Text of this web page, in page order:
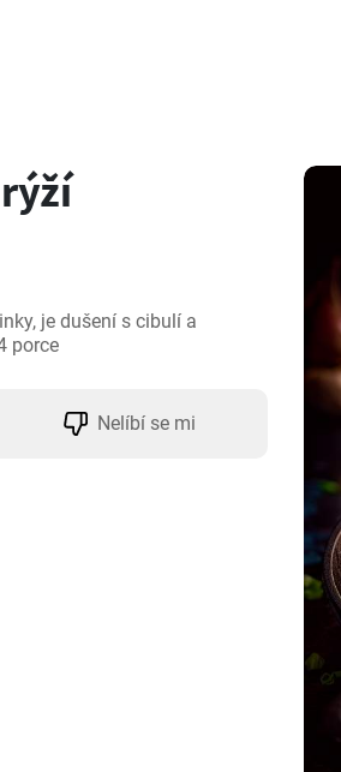
je dušení s cibulí a
porce
Nelíbí se mi